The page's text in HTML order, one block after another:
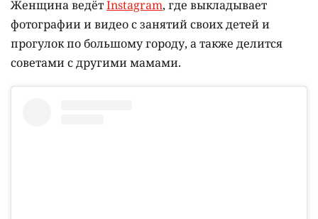
Женщина ведётInstagram, где выкладывает
фотографии и видео с занятий своих детей и
прогулок по большому городу, а также делится
советами с другими мамами.